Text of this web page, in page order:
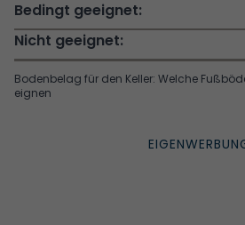
Bodenbelag für den Keller: Welche
eignen